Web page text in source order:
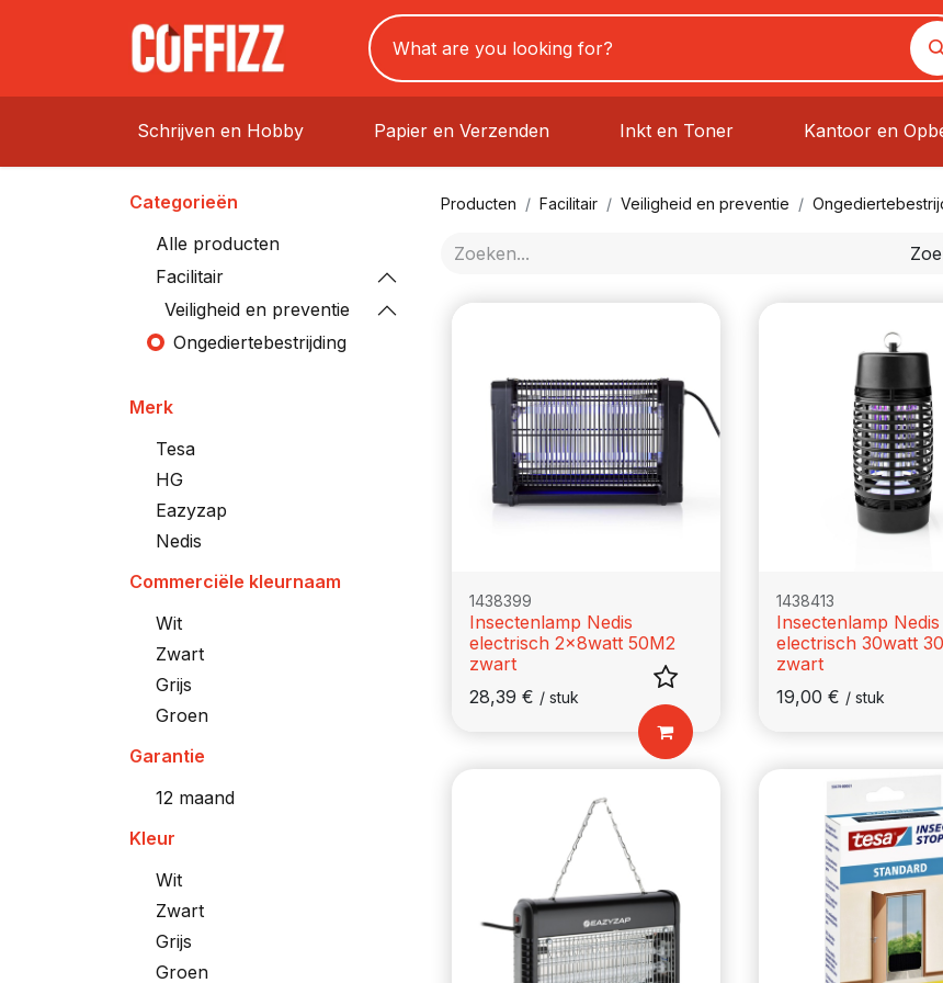
Schrijven en Hobby Papier en Verzenden Inkt en Toner Kantoor en
Categorieën
Alle producten
Facilitair
Veiligheid en preventie
Ongediertebestrijding
Merk
Tesa
HG
Eazyzap
Nedis
Commerciële kleurnaam
Wit
Zwart
Grijs
Groen
Garantie
12 maand
Kleur
Wit
Zwart
Grijs
Groen
Producten Facilitair Veiligheid en preventie
1438399
Insectenlamp Nedis
electrisch 2x8watt 50M2
zwart
28,39 € / stuk
1438413
Insectenlamp Nedis
electrisch 30watt
zwart
19,00 € / stuk